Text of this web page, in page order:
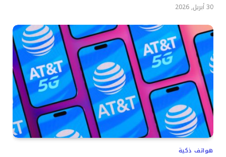
30 أبريل, 2026
هواتف ذكية